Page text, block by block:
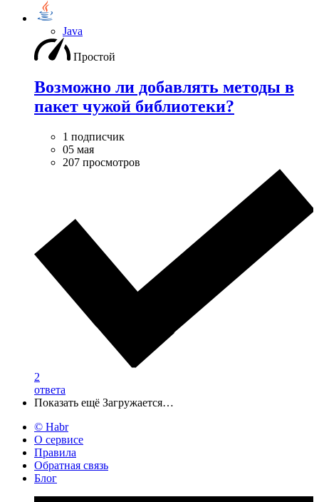
Java
Простой
Возможно ли добавлять методы в
пакет чужой библиотеки?
1 подписчик
05 мая
207 просмотров
2
ответа
Показать ещё Загружается…
© Habr
О сервисе
Правила
Обратная связь
Блог